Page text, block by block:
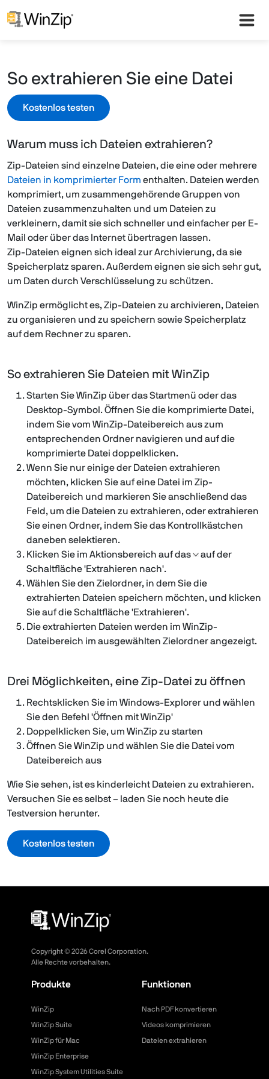
So extrahieren Sie eine Datei
Kostenlos testen
Warum muss ich Dateien extrahieren?
Zip-Dateien sind einzelne Dateien, die eine oder mehrere
Dateien in komprimierter Form enthalten. Dateien werden
komprimiert, um zusammengehörende Gruppen von
Dateien zusammenzuhalten und um Dateien zu
verkleinern, damit sie sich schneller und einfacher per E-
Mail oder über das Internet übertragen lassen.
Zip-Dateien eignen sich ideal zur Archivierung, da sie
Speicherplatz sparen. Außerdem eignen sie sich sehr gut,
um Daten durch Verschlüsselung zu schützen.
WinZip ermöglicht es, Zip-Dateien zu archivieren, Dateien
zu organisieren und zu speichern sowie Speicherplatz
auf dem Rechner zu sparen.
So extrahieren Sie Dateien mit WinZip
Starten Sie WinZip über das Startmenü oder das
Desktop-Symbol. Öffnen Sie die komprimierte Datei,
indem Sie vom WinZip-Dateibereich aus zum
entsprechenden Ordner navigieren und auf die
komprimierte Datei doppelklicken.
Wenn Sie nur einige der Dateien extrahieren
möchten, klicken Sie auf eine Datei im Zip-
Dateibereich und markieren Sie anschließend das
Feld, um die Dateien zu extrahieren, oder extrahieren
Sie einen Ordner, indem Sie das Kontrollkästchen
daneben selektieren.
Klicken Sie im Aktionsbereich auf das
auf der
Schaltfläche 'Extrahieren nach'.
Wählen Sie den Zielordner, in dem Sie die
extrahierten Dateien speichern möchten, und klicken
Sie auf die Schaltfläche 'Extrahieren'.
Die extrahierten Dateien werden im WinZip-
Dateibereich im ausgewählten Zielordner angezeigt.
Drei Möglichkeiten, eine Zip-Datei zu öffnen
Rechtsklicken Sie im Windows-Explorer und wählen
Sie den Befehl 'Öffnen mit WinZip'
Doppelklicken Sie, um WinZip zu starten
Öffnen Sie WinZip und wählen Sie die Datei vom
Dateibereich aus
Wie Sie sehen, ist es kinderleicht Dateien zu extrahieren.
Versuchen Sie es selbst – laden Sie noch heute die
Testversion herunter.
Kostenlos testen
Copyright © 2026Corel Corporation.
Alle Rechte vorbehalten.
Produkte
WinZip
WinZip Suite
WinZip für Mac
WinZip Enterprise
WinZip System Utilities Suite
Funktionen
Nach PDF konvertieren
Videos komprimieren
Dateien extrahieren